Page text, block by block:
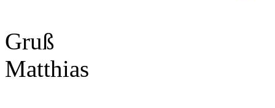
Gruß
Matthias